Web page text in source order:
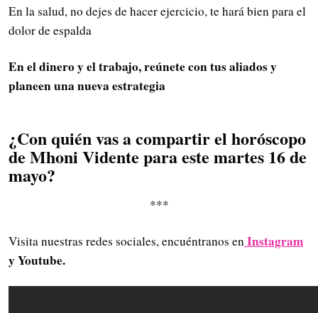
En la salud, no dejes de hacer ejercicio, te hará bien para el
dolor de espalda
En el dinero y el trabajo, reúnete con tus aliados y
planeen una nueva estrategia
¿Con quién vas a compartir el horóscopo
de Mhoni Vidente para este martes 16 de
mayo?
***
Visita nuestras redes sociales, encuéntranos en Instagram
y Youtube.